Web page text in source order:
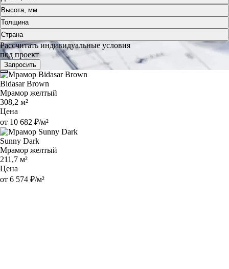
Высота, мм
Толщина
Страна
Рассчитать индивидуальные условия
под проект
Запросить
Bidasar Brown
Мрамор желтый
308,2 м²
Цена
от 10 682 ₽/м²
Sunny Dark
Мрамор желтый
211,7 м²
Цена
от 6 574 ₽/м²